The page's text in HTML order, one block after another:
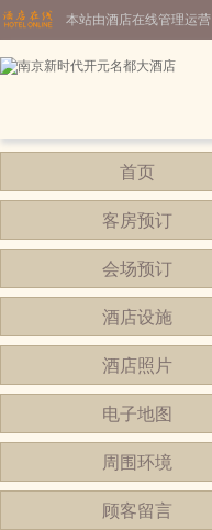
本站由酒店在线管理运
首页
客房预订
会场预订
酒店设施
酒店照片
电子地图
周围环境
顾客留言